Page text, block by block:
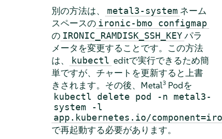
別の方法は、
metal3-system ネーム
スペースの ironic-bmo configmap
の IRONIC_RAMDISK_SSH_KEY パラ
メータを変更することです。この方法
は、
kubectl editで実行できるため簡
単ですが、チャートを更新すると上書
きされます。その後、Metal3Podを
kubectl delete pod -n metal3-
system -l
app.kubernetes.io/
で再起動する必要があります。